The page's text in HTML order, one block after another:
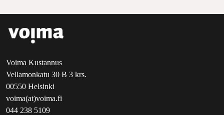
Voima Kustannus
Vellamonkatu 30 B 3 krs.
00550 Helsinki
voima(at)voima.fi
044 238 5109